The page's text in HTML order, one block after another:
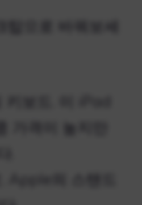
보드. 이 iPad
가격이 높지만
Apple의 스탠드